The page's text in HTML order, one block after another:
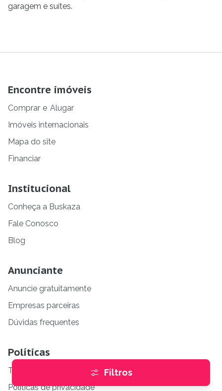
Filtros
garagem e suítes.
Encontre imóveis
Comprar e Alugar
Imóveis internacionais
Mapa do site
Financiar
Institucional
Conheça a Buskaza
Fale Conosco
Blog
Anunciante
Anuncie gratuitamente
Empresas parceiras
Dúvidas frequentes
Políticas
Termos para os anunciantes
Políticas de privacidade